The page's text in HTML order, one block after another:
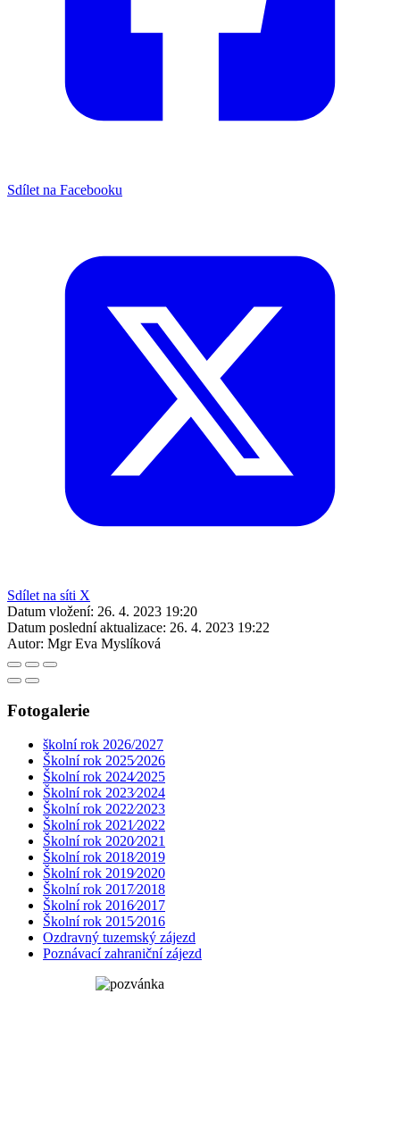
Sdílet na Facebooku
Sdílet na síti X
Datum vložení: 26. 4. 2023 19:20
Datum poslední aktualizace: 26. 4. 2023 19:22
Autor: Mgr Eva Myslíková
Fotogalerie
školní rok 2026/2027
Školní rok 2025⁄2026
Školní rok 2024⁄2025
Školní rok 2023⁄2024
Školní rok 2022⁄2023
Školní rok 2021⁄2022
Školní rok 2020⁄2021
Školní rok 2018⁄2019
Školní rok 2019⁄2020
Školní rok 2017⁄2018
Školní rok 2016⁄2017
Školní rok 2015⁄2016
Ozdravný tuzemský zájezd
Poznávací zahraniční zájezd